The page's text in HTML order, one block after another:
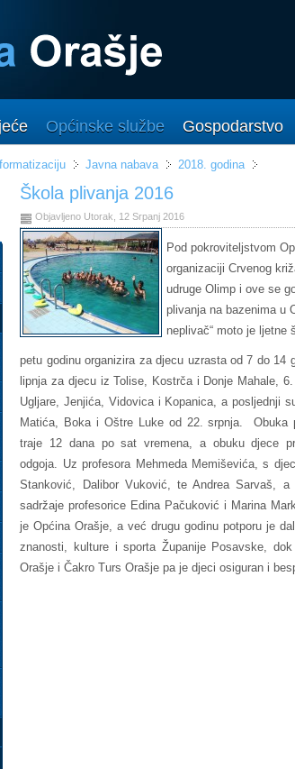
Općinske službe Gospodarstvo
Javna nabava 2018. godina
Škola plivanja 2016
Objavljeno Utorak, 12 Srpanj 2016
Pod pokroviteljstvom
organizaciji Crvenog
udruge Olimp i ove se
plivanja na bazenima u
neplivač“ moto je ljetne
petu godinu organizira za djecu uzrasta od 7 do 14
lipnja za djecu iz Tolise, Kostrča i Donje Mahale,
Ugljare, Jenjića, Vidovica i Kopanica, a posljednji
Matića, Boka i Oštre Luke od 22. srpnja. Obuka
traje 12 dana po sat vremena, a obuku djece
odgoja. Uz profesora Mehmeda Memiševića, s
Stanković, Dalibor Vuković, te Andrea Sarvaš,
sadržaje profesorice Edina Pačuković i Marina
je Općina Orašje, a već drugu godinu potporu je
znanosti, kulture i sporta Županije Posavske,
Orašje i Čakro Turs Orašje pa je djeci osiguran i